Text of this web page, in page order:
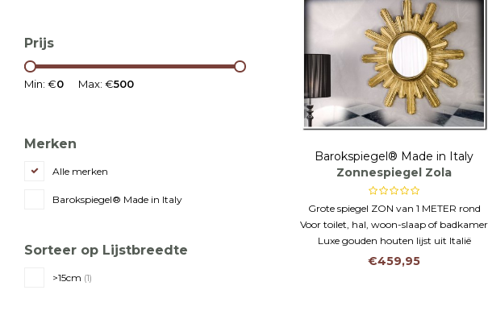
Prijs
Min: €0 Max: €500
Merken
Alle merken
Barokspiegel® Made in Italy
Sorteer op Lijstbreedte
>15cm (1)
Barokspiegel® Made in Italy
Zonnespiegel Zola
Grote spiegel ZON van 1 METER rond
Voor toilet, hal, woon-slaap of badkamer
Luxe gouden houten lijst uit Italië
€459,95